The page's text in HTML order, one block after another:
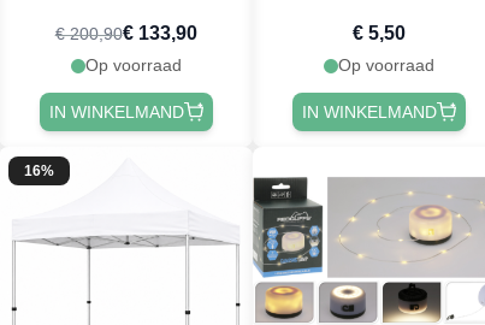
€ 200,90€ 133,90
Op voorraad
IN WINKELMAND
€ 5,50
Op voorraad
IN WINKELMAND
16%